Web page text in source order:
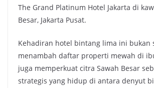
The Grand Platinum Hotel Jakarta di
Besar, Jakarta Pusat.
Kehadiran hotel bintang lima ini bukan
menambah daftar properti mewah di
juga memperkuat citra Sawah Besar
strategis yang hidup di antara denyut